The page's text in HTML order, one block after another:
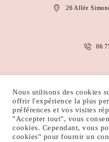
26 Allée
06
MENTIONS LÉGALES
POLITIQUE DE COOKIES
Nous utilisons des cookies
offrir l'expérience la plus
préférences et vos visites
"Accepter tout", vous
cookies. Cependant, vous
cookies" pour fournir un